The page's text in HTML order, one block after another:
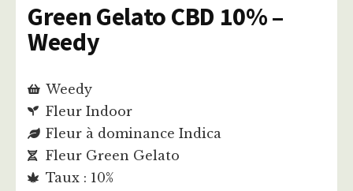
Green Gelato CBD 10% –
Weedy
Weedy
Fleur Indoor
Fleur à dominance Indica
Fleur Green Gelato
Taux : 10%